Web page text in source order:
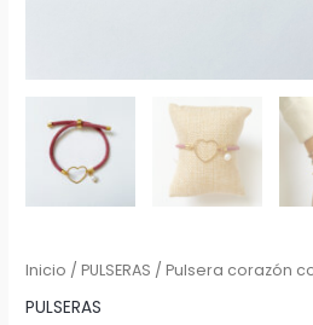
Inicio /PULSERAS / Pulsera corazón
PULSERAS